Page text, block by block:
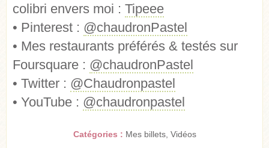
colibri envers moi : Tipeee
• Pinterest : @chaudronPastel
• Mes restaurants préférés & testés sur
Foursquare : @chaudronPastel
• Twitter : @Chaudronpastel
• YouTube : @chaudronpastel
Catégories : Mes billets, Vidéos